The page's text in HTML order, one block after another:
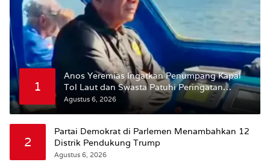
1
Anos Yeremias Ingatkan Penumpang Kapal
Tol Laut dan Swasta Patuhi Peringatan
BMKG
Agustus 6, 2026
2
Partai Demokrat di Parlemen Menambahkan 12
Distrik Pendukung Trump
Agustus 6, 2026